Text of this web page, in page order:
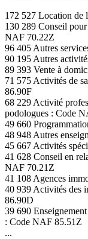
172 527 Location de
130 289 Conseil
NAF 70.22Z
96 405 Autres
90 195 Autres
89 393 Vente à
71 575 Activités de
86.90F
68 229 Activité
podologues : Code
49 660
48 948 Autres
45 667 Activités
41 628 Conseil en
NAF 70.21Z
41 108 Agences
40 939 Activités des
86.90D
39 690
: Code NAF 85.51Z
...